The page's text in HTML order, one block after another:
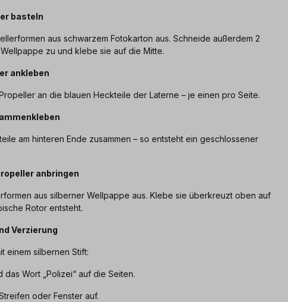
basteln
aus schwarzem Fotokarton aus. Schneide außerdem 2
zu und klebe sie auf die Mitte.
ankleben
an die blauen Heckteile der Laterne – je einen pro Seite.
am hinteren Ende zusammen – so entsteht ein geschlossener
anbringen
aus silberner Wellpappe aus. Klebe sie überkreuzt oben auf
Rotor entsteht.
Verzierung
einem silbernen Stift:
das Wort „Polizei“ auf die Seiten.
oder Fenster auf.